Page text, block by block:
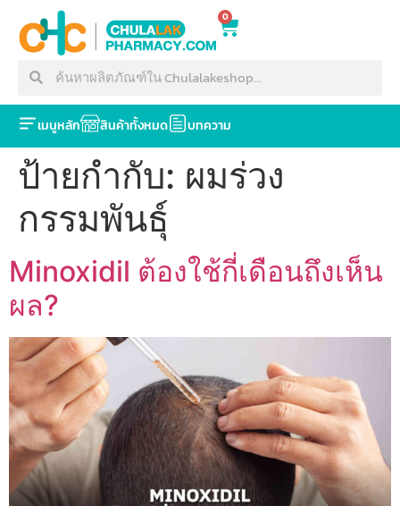
0
เมนูหลัก สินค้าทั้งหมด บทความ
ป้ายกำกับ: ผมร่วง
กรรมพันธุ์
Minoxidil ต้องใช้กี่เดือนถึงเห็น
ผล?